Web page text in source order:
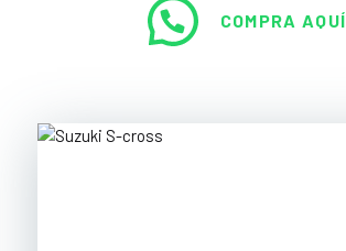
COMPRA AQUÍ